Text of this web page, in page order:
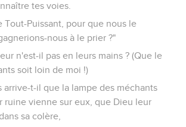
tes voies.
Tout-Puissant, pour que nous le
nous à le prier ?"
n'est-il pas en leurs mains ? (Que le
soit loin de moi !)
arrive-t-il que la lampe des méchants
ruine vienne sur eux, que Dieu leur
sa colère,